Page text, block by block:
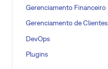
Gerenciamento Financeiro
Gerenciamento de Clientes
DevOps
Plugins